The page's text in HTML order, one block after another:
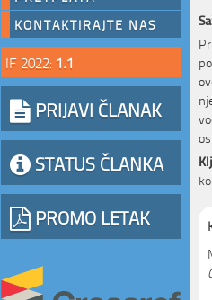
KONTAKTIRAJTE NAS
IF 2022: 1.1
PRIJAVI ČLANAK
STATUS ČLANKA
PROMO LETAK